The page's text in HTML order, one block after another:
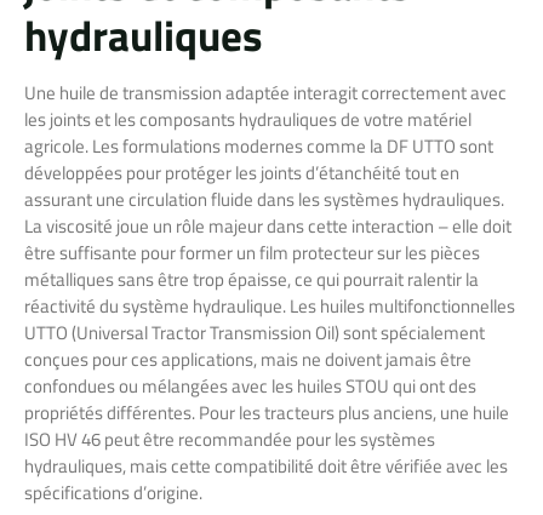
hydrauliques
Une huile de transmission adaptée interagit correctement avec
les joints et les composants hydrauliques de votre matériel
agricole. Les formulations modernes comme la DF UTTO sont
développées pour protéger les joints d’étanchéité tout en
assurant une circulation fluide dans les systèmes hydrauliques.
La viscosité joue un rôle majeur dans cette interaction – elle doit
être suffisante pour former un film protecteur sur les pièces
métalliques sans être trop épaisse, ce qui pourrait ralentir la
réactivité du système hydraulique. Les huiles multifonctionnelles
UTTO (Universal Tractor Transmission Oil) sont spécialement
conçues pour ces applications, mais ne doivent jamais être
confondues ou mélangées avec les huiles STOU qui ont des
propriétés différentes. Pour les tracteurs plus anciens, une huile
ISO HV 46 peut être recommandée pour les systèmes
hydrauliques, mais cette compatibilité doit être vérifiée avec les
spécifications d’origine.